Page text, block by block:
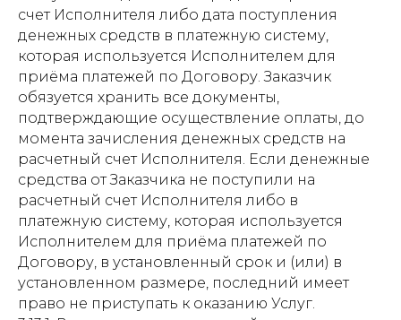
счет Исполнителя либо дата поступления
денежных средств в платежную систему,
которая используется Исполнителем для
приёма платежей по Договору. Заказчик
обязуется хранить все документы,
подтверждающие осуществление оплаты, до
момента зачисления денежных средств на
расчетный счет Исполнителя. Если денежные
средства от Заказчика не поступили на
расчетный счет Исполнителя либо в
платежную систему, которая используется
Исполнителем для приёма платежей по
Договору, в установленный срок и (или) в
установленном размере, последний имеет
право не приступать к оказанию Услуг.